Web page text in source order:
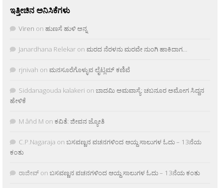
ಇತ್ತೀಚಿನ ಅನಿಸಿಕೆಗಳು
Viren on ಹುಣಸೆ ಹುಳಿ ಅನ್ನ
Janardhana Relekar on ಮರದ ನೆರಳನು ಮರವೇ ನುಂಗಿ ಹಾಕಿದಾಗ…
rjnivah on ಮನಸೂರೆಗೊಳ್ಳುವ ಲೈಟ್ಲಮ್ ಕಣಿವೆ
Siddanagouda kalakeri on ಬಾದಮಿ ಅಮವಾಸ್ಯೆ: ಚಬನೂರ ಅಮೋಗ ಸಿದ್ದನ
ಹೇಳಿಕೆ
M âñd M on ಕವಿತೆ: ಜೀವನ ಜ್ಯೋತಿ
C.P.Nagaraja on ಬಸವಣ್ಣನ ವಚನಗಳಿಂದ ಆಯ್ದ ಸಾಲುಗಳ ಓದು – 13ನೆಯ
ಕಂತು
ರಾಜೀವ್ on ಬಸವಣ್ಣನ ವಚನಗಳಿಂದ ಆಯ್ದ ಸಾಲುಗಳ ಓದು – 13ನೆಯ ಕಂತು